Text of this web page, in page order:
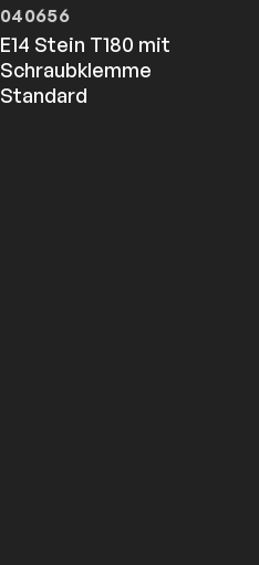
040656
E14 Stein T180 mit
Schraubklemme
Standard